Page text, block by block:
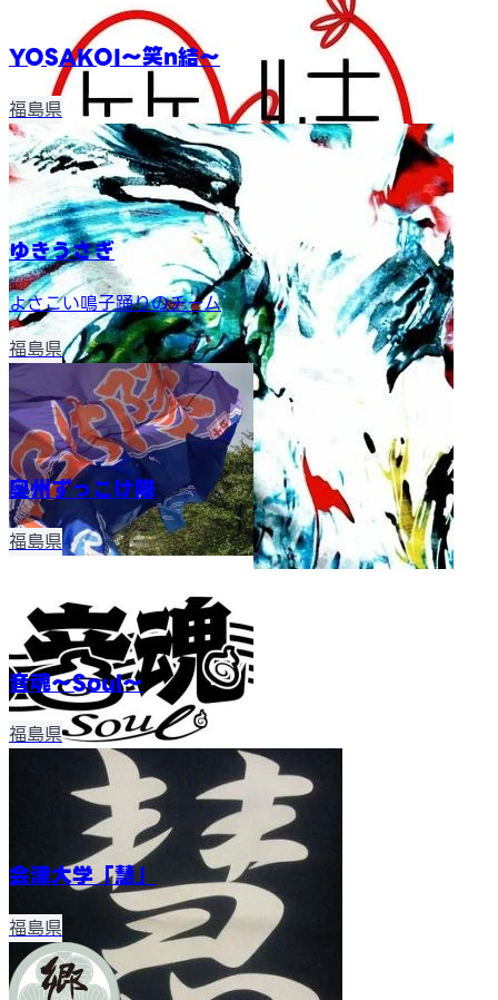
YOSAKOI～笑n結～
福島県
ゆきうさぎ
よさこい鳴子踊りのチーム
福島県
奥州ずっこけ隊
福島県
音魂～Soul〜
福島県
会津大学「慧」
福島県